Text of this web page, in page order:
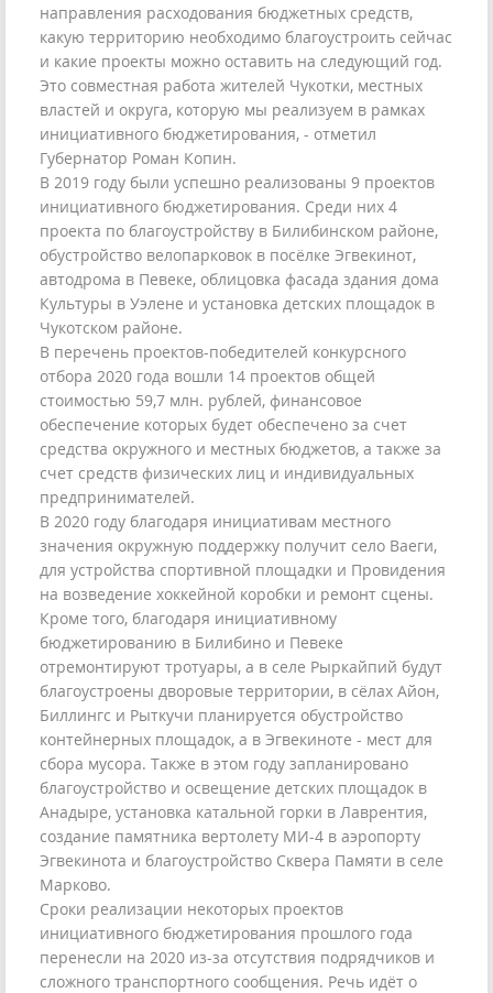
направления расходования бюджетных средств,
какую территорию необходимо благоустроить сейчас
и какие проекты можно оставить на следующий год.
Это совместная работа жителей Чукотки, местных
властей и округа, которую мы реализуем в рамках
инициативного бюджетирования, - отметил
Губернатор Роман Копин.
В 2019 году были успешно реализованы 9 проектов
инициативного бюджетирования. Среди них 4
проекта по благоустройству в Билибинском районе,
обустройство велопарковок в посёлке Эгвекинот,
автодрома в Певеке, облицовка фасада здания дома
Культуры в Уэлене и установка детских площадок в
Чукотском районе.
В перечень проектов-победителей конкурсного
отбора 2020 года вошли 14 проектов общей
стоимостью 59,7 млн. рублей, финансовое
обеспечение которых будет обеспечено за счет
средства окружного и местных бюджетов, а также за
счет средств физических лиц и индивидуальных
предпринимателей.
В 2020 году благодаря инициативам местного
значения окружную поддержку получит село Ваеги,
для устройства спортивной площадки и Провидения
на возведение хоккейной коробки и ремонт сцены.
Кроме того, благодаря инициативному
бюджетированию в Билибино и Певеке
отремонтируют тротуары, а в селе Рыркайпий будут
благоустроены дворовые территории, в сёлах Айон,
Биллингс и Рыткучи планируется обустройство
контейнерных площадок, а в Эгвекиноте - мест для
сбора мусора. Также в этом году запланировано
благоустройство и освещение детских площадок в
Анадыре, установка катальной горки в Лаврентия,
создание памятника вертолету МИ-4 в аэропорту
Эгвекинота и благоустройство Сквера Памяти в селе
Марково.
Сроки реализации некоторых проектов
инициативного бюджетирования прошлого года
перенесли на 2020 из-за отсутствия подрядчиков и
сложного транспортного сообщения. Речь идёт о